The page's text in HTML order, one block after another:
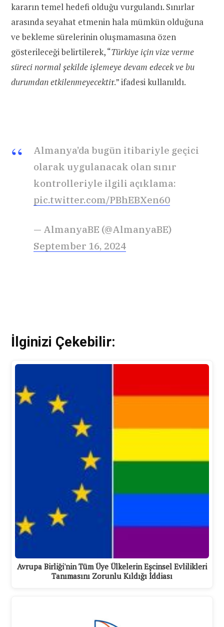
kararın temel hedefi olduğu vurgulandı. Sınırlar
arasında seyahat etmenin hala mümkün olduğuna
ve bekleme sürelerinin oluşmamasına özen
gösterileceği belirtilerek, “Türkiye için vize verme
süreci normal şekilde işlemeye devam edecek ve bu
durumdan etkilenmeyecektir.” ifadesi kullanıldı.
Almanya’da bugün itibariyle geçici
olarak uygulanacak olan sınır
kontrolleriyle ilgili açıklama:
pic.twitter.com/PBhEBXen60
— AlmanyaBE (@AlmanyaBE)
September 16, 2024
İlginizi Çekebilir:
Avrupa Birliği'nin Tüm Üye Ülkelerin Eşcinsel Evlilikleri
Tanımasını Zorunlu Kıldığı İddiası